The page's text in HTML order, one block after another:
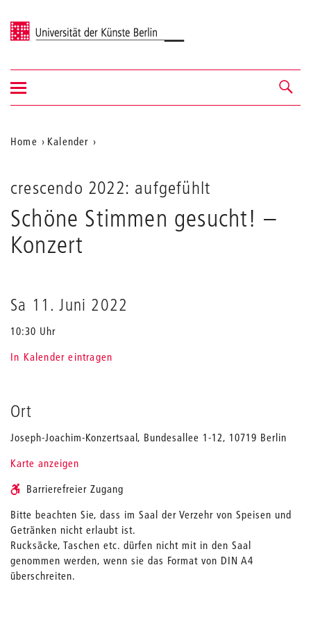
Universität der Künste Berlin
Navigation &
Suche
Navigation
ein-/ausblenden
Aktuelle
auf
der
Webseite
Home
Kalender
gesucht!
crescendo 2022: aufgefühlt
Schöne Stimmen gesucht! –
Konzert
Sa 11. Juni 2022
10:30 Uhr
In Kalender eintragen
Ort
Joseph-Joachim-Konzertsaal, Bundesallee 1-12, 10719 Berlin
Karte anzeigen
Barrierefreier Zugang
Bitte beachten Sie, dass im Saal der Verzehr von Speisen und
Getränken nicht erlaubt ist.
Rucksäcke, Taschen etc. dürfen nicht mit in den Saal
genommen werden, wenn sie das Format von DIN A4
überschreiten.